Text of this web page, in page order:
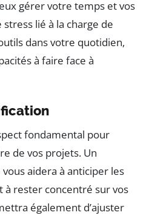
gérer votre temps et vos
lié à la charge de
dans votre quotidien,
à faire face à
fondamental pour
de vos projets. Un
aidera à anticiper les
rester concentré sur vos
également d’ajuster